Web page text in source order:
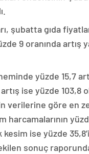
şubatta gıda
9 oranında artış
yüzde 15,7
ise yüzde 103,8
verilerine göre en
ise yüzde
sonuç